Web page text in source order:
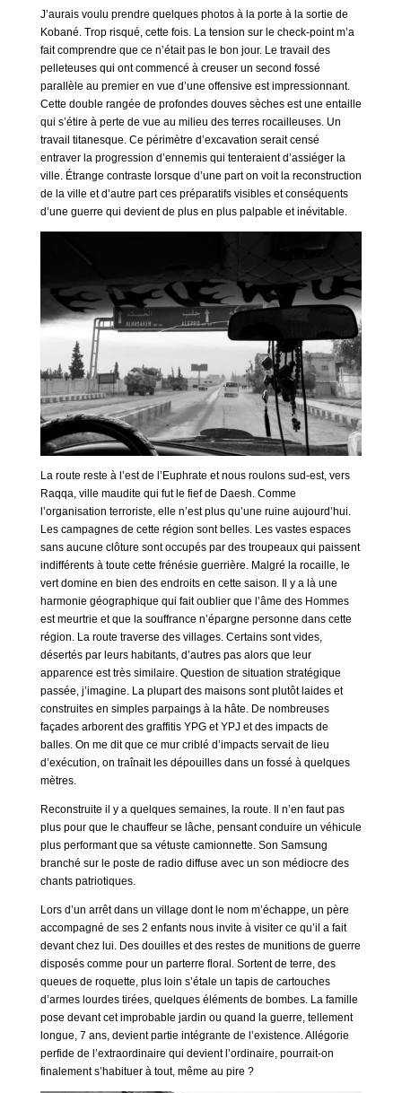
J’aurais voulu prendre quelques photos à la porte à la sortie de
Kobané. Trop risqué, cette fois. La tension sur le check-point m’a
fait comprendre que ce n’était pas le bon jour. Le travail des
pelleteuses qui ont commencé à creuser un second fossé
parallèle au premier en vue d’une offensive est impressionnant.
Cette double rangée de profondes douves sèches est une entaille
qui s’étire à perte de vue au milieu des terres rocailleuses. Un
travail titanesque. Ce périmètre d’excavation serait censé
entraver la progression d’ennemis qui tenteraient d’assiéger la
ville. Étrange contraste lorsque d’une part on voit la reconstruction
de la ville et d’autre part ces préparatifs visibles et conséquents
d’une guerre qui devient de plus en plus palpable et inévitable.
La route reste à l’est de l’Euphrate et nous roulons sud-est, vers
Raqqa, ville maudite qui fut le fief de Daesh. Comme
l’organisation terroriste, elle n’est plus qu’une ruine aujourd’hui.
Les campagnes de cette région sont belles. Les vastes espaces
sans aucune clôture sont occupés par des troupeaux qui paissent
indifférents à toute cette frénésie guerrière. Malgré la rocaille, le
vert domine en bien des endroits en cette saison. Il y a là une
harmonie géographique qui fait oublier que l’âme des Hommes
est meurtrie et que la souffrance n’épargne personne dans cette
région. La route traverse des villages. Certains sont vides,
désertés par leurs habitants, d’autres pas alors que leur
apparence est très similaire. Question de situation stratégique
passée, j’imagine. La plupart des maisons sont plutôt laides et
construites en simples parpaings à la hâte. De nombreuses
façades arborent des graffitis YPG et YPJ et des impacts de
balles. On me dit que ce mur criblé d’impacts servait de lieu
d’exécution, on traînait les dépouilles dans un fossé à quelques
mètres.
Reconstruite il y a quelques semaines, la route. Il n’en faut pas
plus pour que le chauffeur se lâche, pensant conduire un véhicule
plus performant que sa vétuste camionnette. Son Samsung
branché sur le poste de radio diffuse avec un son médiocre des
chants patriotiques.
Lors d’un arrêt dans un village dont le nom m’échappe, un père
accompagné de ses 2 enfants nous invite à visiter ce qu’il a fait
devant chez lui. Des douilles et des restes de munitions de guerre
disposés comme pour un parterre floral. Sortent de terre, des
queues de roquette, plus loin s’étale un tapis de cartouches
d’armes lourdes tirées, quelques éléments de bombes. La famille
pose devant cet improbable jardin ou quand la guerre, tellement
longue, 7 ans, devient partie intégrante de l’existence. Allégorie
perfide de l’extraordinaire qui devient l’ordinaire, pourrait-on
finalement s’habituer à tout, même au pire ?